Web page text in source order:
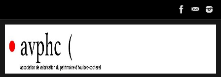
contenu